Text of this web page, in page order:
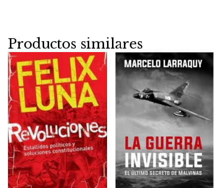
Productos similares